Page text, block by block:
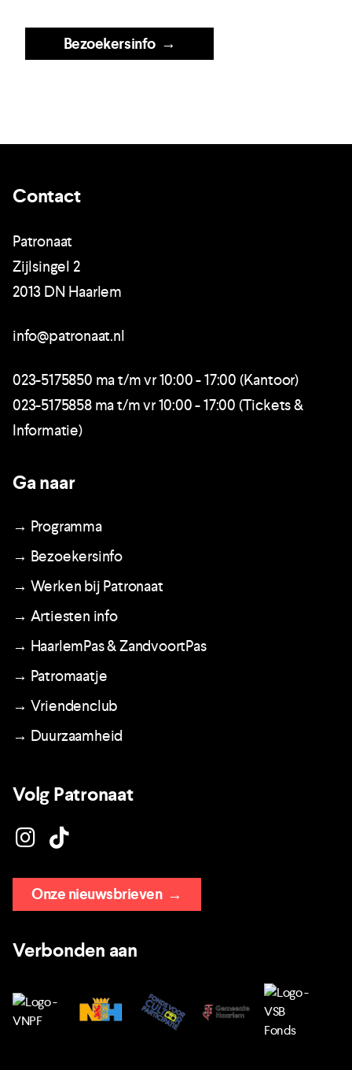
Bezoekersinfo→
Contact
Patronaat
Zijlsingel 2
2013 DN Haarlem
info@patronaat.nl
023-5175850 ma t/m vr 10:00 - 17:00 (Kantoor)
023-5175858 ma t/m vr 10:00 - 17:00 (Tickets &
Informatie)
Ga naar
→ Programma
→ Bezoekersinfo
→ Werken bij Patronaat
→ Artiesten info
→ HaarlemPas & ZandvoortPas
→ Patromaatje
→ Vriendenclub
→ Duurzaamheid
Volg Patronaat
Onze nieuwsbrieven→
Verbonden aan